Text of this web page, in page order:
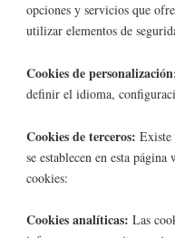
opciones y servicios que
utilizar elementos de
Cookies de
definir el idioma,
Cookies de terceros: Existe
se establecen en esta
cookies:
Cookies analíticas: Las